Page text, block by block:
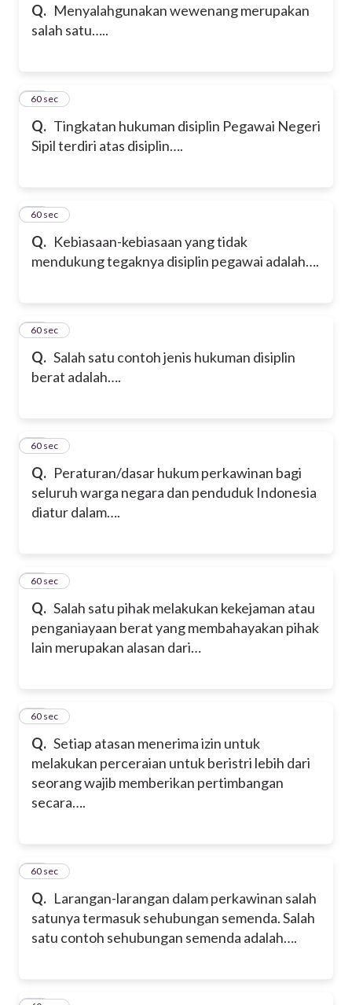
Q. Menyalahgunakan wewenang merupakan
salah satu…..
Q. Tingkatan hukuman disiplin Pegawai Negeri
Sipil terdiri atas disiplin….
18
60 sec
Q. Kebiasaan-kebiasaan yang tidak
mendukung tegaknya disiplin pegawai adalah….
19
60 sec
Q. Salah satu contoh jenis hukuman disiplin
berat adalah….
20
60 sec
Q. Peraturan/dasar hukum perkawinan bagi
seluruh warga negara dan penduduk Indonesia
diatur dalam….
21
60 sec
Q. Salah satu pihak melakukan kekejaman atau
penganiayaan berat yang membahayakan pihak
lain merupakan alasan dari…
22
60 sec
Q. Setiap atasan menerima izin untuk
melakukan perceraian untuk beristri lebih dari
seorang wajib memberikan pertimbangan
secara….
23
60 sec
Q. Larangan-larangan dalam perkawinan salah
satunya termasuk sehubungan semenda. Salah
satu contoh sehubungan semenda adalah….
24
60 sec